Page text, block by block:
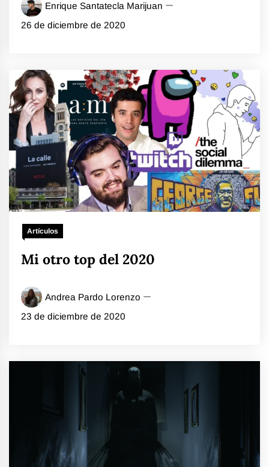
Enrique Santatecla Marijuan
26 de diciembre de 2020
Artículos
Mi otro top del 2020
Andrea Pardo Lorenzo
23 de diciembre de 2020